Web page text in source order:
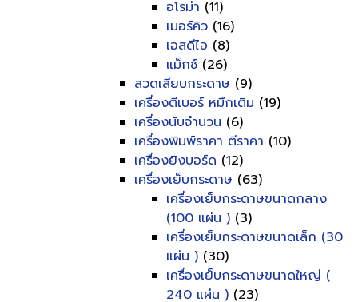
อโรม่า (11)
เมอร์คิว (16)
เอสดีไอ (8)
แม็กซ์ (26)
ลวดเสียบกระดาษ (9)
เครื่องตีเบอร์ หมึกเติม (19)
เครื่องนับจำนวน (6)
เครื่องพิมพ์ราคา ตีราคา (10)
เครื่องยิงบอร์ด (12)
เครื่องเย็บกระดาษ (63)
เครื่องเย็บกระดาษขนาดกลาง
(100 แผ่น ) (3)
เครื่องเย็บกระดาษขนาดเล็ก (30
แผ่น ) (30)
เครื่องเย็บกระดาษขนาดใหญ่ (
240 แผ่น ) (23)